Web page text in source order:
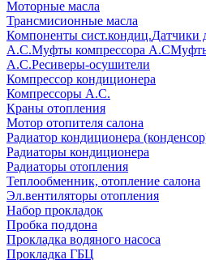
Моторные масла
Трансмисионные масла
Компоненты сист.кондиц.Датчики
А.С.Муфты компрессора А.С
А.С.Ресиверы-осушители
Компрессор кондиционера
Компрессоры А.С.
Краны отопления
Мотор отопителя салона
Радиатор кондиционера
Радиаторы кондиционера
Радиаторы отопления
Теплообменник, отопление салона
Эл.вентиляторы отопления
Набор прокладок
Пробка поддона
Прокладка водяного насоса
Прокладка ГБЦ